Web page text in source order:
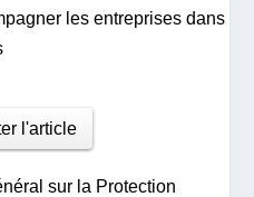
l'article
sur la Protection